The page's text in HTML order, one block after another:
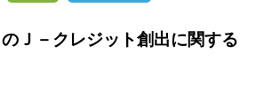
Ｊ－クレジット創出に関する